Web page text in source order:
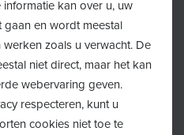
worden er in
Deze gaan
kan over u, uw
en wordt meestal
zoals u verwacht. De
niet direct, maar het kan
webervaring geven.
respecteren, kunt u
cookies niet toe te